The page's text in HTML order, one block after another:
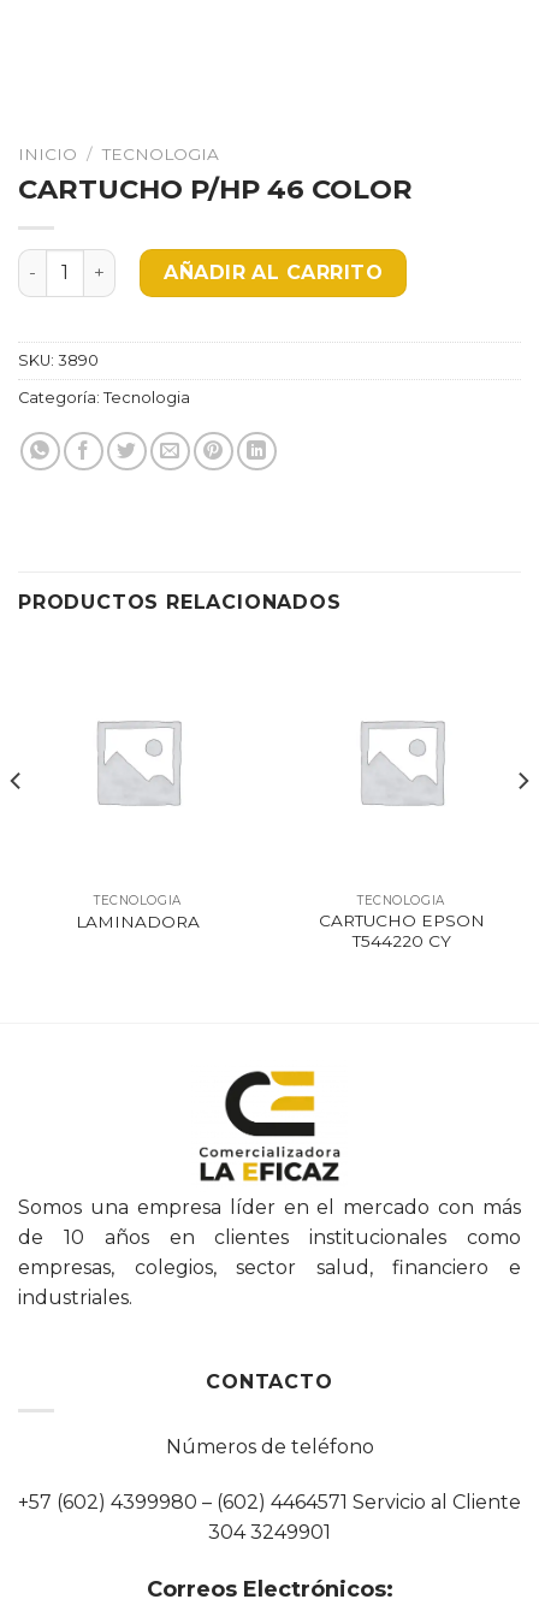
INICIO / TECNOLOGIA
CARTUCHO P/HP 46 COLOR
CARTUCHO P/HP 46 COLOR cantidad
AÑADIR AL CARRITO
SKU: 3890
Categoría: Tecnologia
PRODUCTOS RELACIONADOS
TECNOLOGIA
LAMINADORA
TECNOLOGIA
CARTUCHO EPSON
T544220 CY
Somos una empresa líder en el mercado con más
de 10 años en clientes institucionales como
empresas, colegios, sector salud, financiero e
industriales.
CONTACTO
Números de teléfono
+57 (602) 4399980 – (602) 4464571 Servicio al Cliente
304 3249901
Correos Electrónicos: